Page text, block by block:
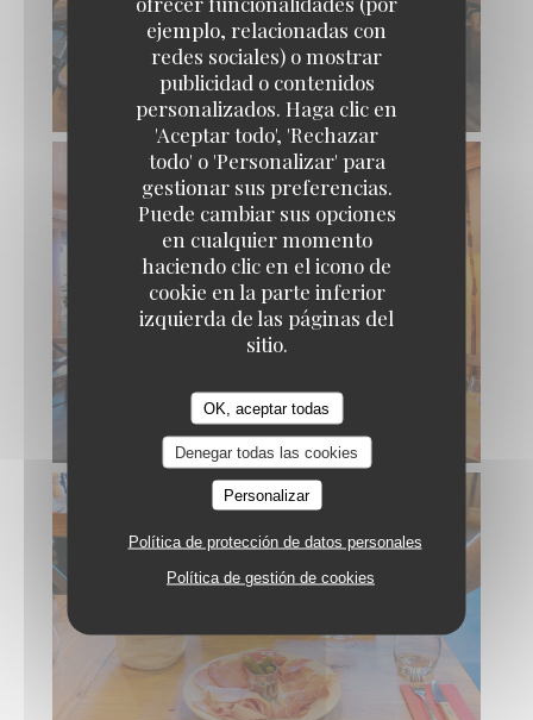
ejemplo, relacionadas con
redes sociales) o mostrar
publicidad o contenidos
personalizados. Haga clic en
'Aceptar todo', 'Rechazar
todo' o 'Personalizar' para
gestionar sus preferencias.
Puede cambiar sus opciones
en cualquier momento
haciendo clic en el icono de
cookie en la parte inferior
izquierda de las páginas del
sitio.
OK, aceptar todas
Denegar todas las cookies
Personalizar
Política de protección de datos personales
Política de gestión de cookies
AU MONTAGNARD